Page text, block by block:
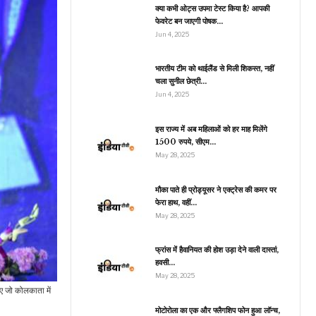
जो कोलकाता में
क्या कभी ओट्स उपमा टेस्ट किया है? आपकी
फेवरेट बन जाएगी पोषक…
Jun 4, 2025
भारतीय टीम को थाईलैंड से मिली शिकस्त, नहीं
चला सुनील छेत्री…
Jun 4, 2025
इस राज्य में अब महिलाओं को हर माह मिलेंगे
1500 रुपये, सीएम…
May 28, 2025
मौका पाते ही प्रोड्यूसर ने एक्ट्रेस की कमर पर
फेरा हाथ, वहीं…
May 28, 2025
फ्रांस में हैवानियत की होश उड़ा देने वाली दास्तां,
हवसी…
May 28, 2025
मोटोरोला का एक और फ्लैगशिप फोन हुआ लॉन्च,
Galaxy Fold5: जानिए…
में दूर हो जाएगा दिनभर
का स्ट्रेस और बिस्तर पर…
खेल
टेस्ट क्रिकेट के 150 साल पूरे
होने पर MCG में खेला
जाएगा…
व्यापार
Asia Richest
Family: ये हैं एशिया के